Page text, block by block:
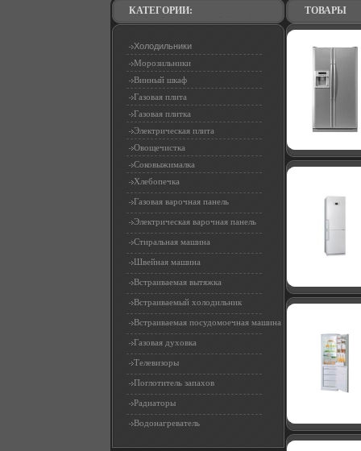
КАТЕГОРИИ:
Холодильники
Морозильники
Винный шкаф
Газовая плита
Газовая плитка
Электрическая плита
Овощечистка
Соковыжималка
Хлебопечка
Газовая варочная панель
Электрическая варочная панель
Стиральная машина
Швейная машина
Встраиваемая вытяжка
Встраиваемый холодильник
Встраиваемая посудомоечная машина
Газовая духовка
Телевизоры
Поглотитель запахов
Радиаторы
Водонагреватель
ТОВАРЫ